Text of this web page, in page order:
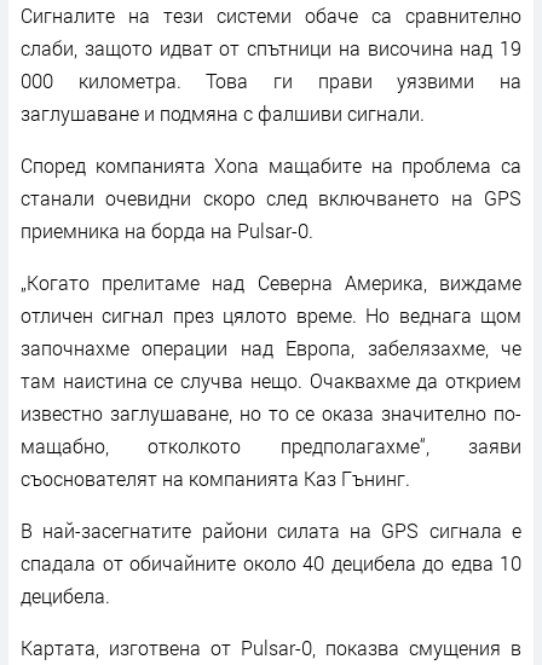
Сигналите на тези системи обаче са сравнително
слаби, защото идват от спътници на височина над 19
000 километра. Това ги прави уязвими на
заглушаване и подмяна с фалшиви сигнали.
Според компанията Xona мащабите на проблема са
станали очевидни скоро след включването на GPS
приемника на борда на Pulsar-0.
„Когато прелитаме над Северна Америка, виждаме
отличен сигнал през цялото време. Но веднага щом
започнахме операции над Европа, забелязахме, че
там наистина се случва нещо. Очаквахме да открием
известно заглушаване, но то се оказа значително по-
мащабно, отколкото предполагахме“, заяви
съоснователят на компанията Каз Гънинг.
В най-засегнатите райони силата на GPS сигнала е
спадала от обичайните около 40 децибела до едва 10
децибела.
Картата, изготвена от Pulsar-0, показва смущения в